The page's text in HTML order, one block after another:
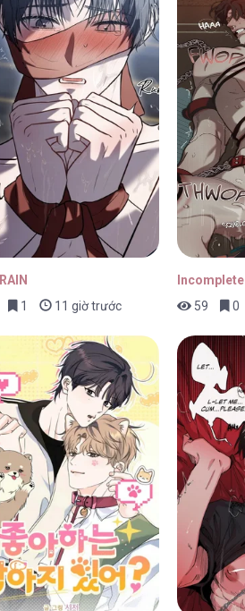
28/06/2026
24/06/2026
19/06/2026
15/06/2026
13/06/2026
09/06/2026
1 11 giờ trước
59
0